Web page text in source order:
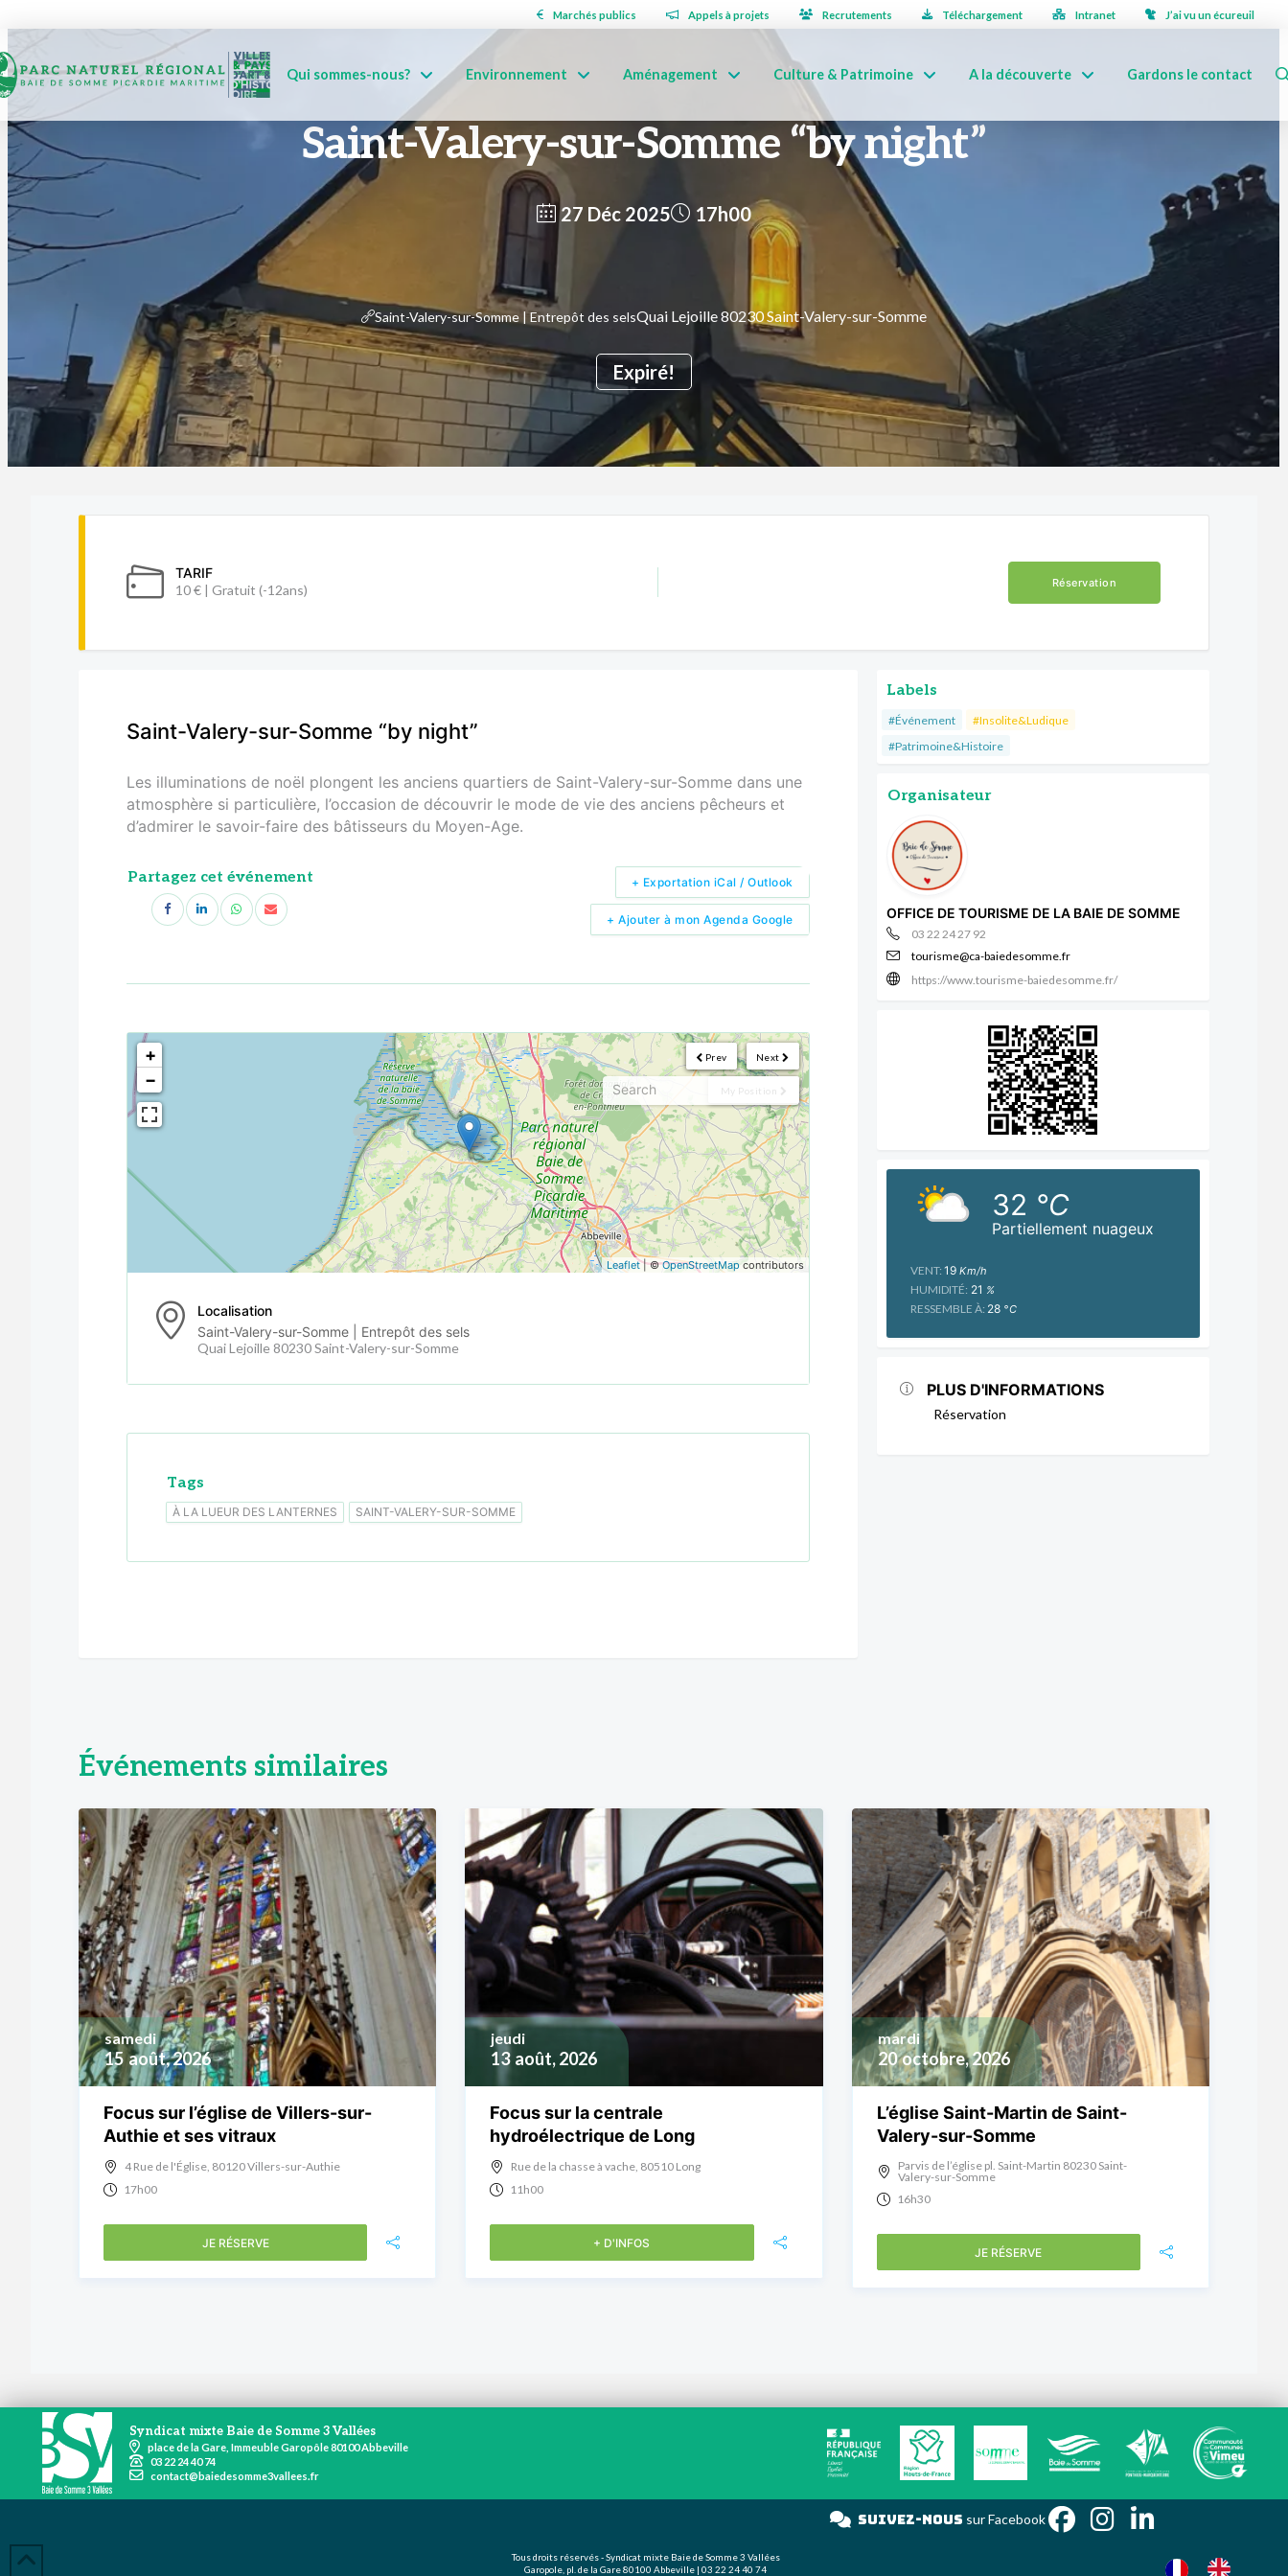
Marchés publics Appels à projets Recrutements Téléchargement Intranet J’ai vu un écureuil
Qui sommes-nous? Environnement Aménagement Culture & Patrimoine A la découverte Gardons le contact
Saint-Valery-sur-Somme “by night”
27 Déc 2025
Expiré!
17h00
Saint-Valery-sur-Somme | Entrepôt des selsQuai Lejoille 80230 Saint-Valery-sur-Somme
TARIF
10 € | Gratuit (-12ans)
Réservation
Saint-Valery-sur-Somme “by night”
Les illuminations de noël plongent les anciens quartiers de Saint-Valery-sur-Somme dans une
atmosphère si particulière, l’occasion de découvrir le mode de vie des anciens pêcheurs et
d’admirer le savoir-faire des bâtisseurs du Moyen-Age.
Partagez cet événement
+ Ajouter à mon Agenda Google
+ Exportation iCal / Outlook
Next
Prev
My Position
<!---->
+
−
Leaflet| ©OpenStreetMapcontributors
Localisation
Saint-Valery-sur-Somme | Entrepôt des sels
Quai Lejoille 80230 Saint-Valery-sur-Somme
Tags
À LA LUEUR DES LANTERNES SAINT-VALERY-SUR-SOMME
Labels
#Événement
#Insolite&Ludique
#Patrimoine&Histoire
Organisateur
OFFICE DE TOURISME DE LA BAIE DE SOMME
03 22 24 27 92
tourisme@ca-baiedesomme.fr
https://www.tourisme-baiedesomme.fr/
Partiellement nuageux
32 °C
VENT: 19Km/h
HUMIDITÉ: 21 %
RESSEMBLE À: 28°C
PLUS D'INFORMATIONS
Réservation
Événements similaires
15 août, 2026
samedi
Focus sur l’église de Villers-sur-
Authie et ses vitraux
4 Rue de l'Église, 80120 Villers-sur-Authie
17h00
JE RÉSERVE
13 août, 2026
jeudi
Focus sur la centrale
hydroélectrique de Long
Rue de la chasse à vache, 80510 Long
11h00
+ D'INFOS
20 octobre, 2026
mardi
L’église Saint-Martin de Saint-
Valery-sur-Somme
Parvis de l’église pl. Saint-Martin 80230 Saint-
Valery-sur-Somme
16h30
JE RÉSERVE
Syndicat mixte Baie de Somme 3 Vallées
place de la Gare, Immeuble Garopôle 80100 Abbeville
03 22 24 40 74
contact@baiedesomme3vallees.fr
Suivez-noussur Faceb
Tous droits réservés - Syndicat mixte Baie de Somme 3 Vallées
Garopole, pl. de la Gare 80100 Abbeville | 03 22 24 40 74